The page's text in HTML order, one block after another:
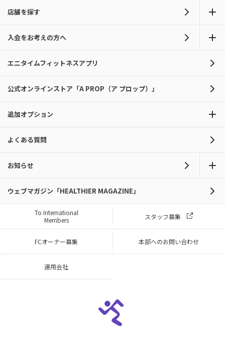
店舗を探す
入会をお考えの方へ
エニタイムフィットネスアプリ
公式オンラインストア「A PROP（ア プロップ）」
追加オプション
よくある質問
お知らせ
ウェブマガジン「HEALTHIER MAGAZINE」
To International
Members
スタッフ募集
FCオーナー募集 本部へのお問い合わせ
運用会社